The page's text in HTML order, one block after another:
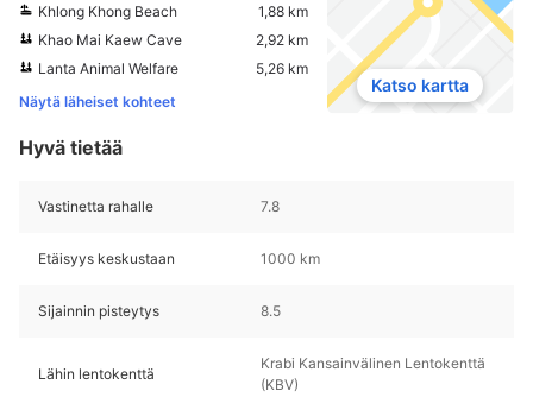
Khlong Khong Beach
1,88 km
Khao Mai Kaew Cave
2,92 km
Lanta Animal Welfare
5,26 km
Näytä läheiset kohteet
Katso kartta
Hyvä tietää
Vastinetta rahalle 7.8
Etäisyys keskustaan 1000 km
Sijainnin pisteytys 8.5
Lähin lentokenttä
Krabi Kansainvälinen Lentokenttä
(KBV)